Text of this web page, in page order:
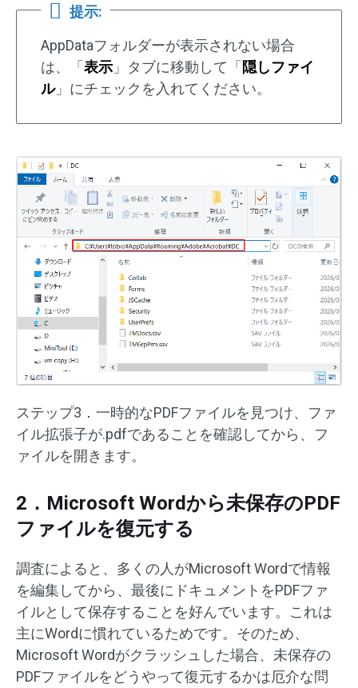
提示:
AppDataフォルダーが表示されない場合
は、「 表示 」タブに移動して「 隠しファイ
ル」にチェックを入れてください。
ステップ3．一時的なPDFファイルを見つけ、ファ
イル拡張子が.pdfであることを確認してから、フ
ァイルを開きます。
2．Microsoft Wordから未保存のPDF
ファイルを復元する
調査によると、多くの人がMicrosoft Wordで情報
を編集してから、最後にドキュメントをPDFファ
イルとして保存することを好んでいます。これは
主にWordに慣れているためです。そのため、
Microsoft Wordがクラッシュした場合、未保存の
PDFファイルをどうやって復元するかは厄介な問